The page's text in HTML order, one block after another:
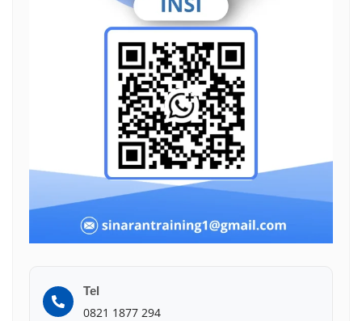
Tel
0821 1877 294